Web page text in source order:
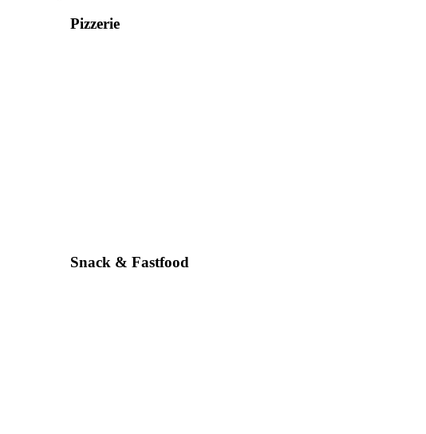
Pizzerie
Snack & Fastfood